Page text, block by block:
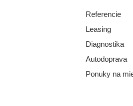
Referencie
Leasing
Diagnostika
Autodoprava
Ponuky na